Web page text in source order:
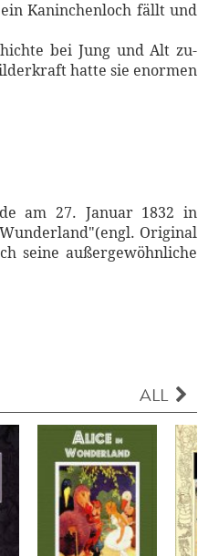
Kaninchenloch fällt und
bei Jung und Alt zu-
hatte sie enormen
am 27. Januar 1832 in
Original
seine außergewöhnliche
ALL